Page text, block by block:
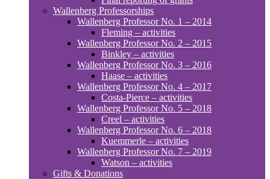
Wallenberg Professorships
Wallenberg Professor No. 1 – 2014
Fleming – activities
Wallenberg Professor No. 2 – 2015
Binkley – activities
Wallenberg Professor No. 3 – 2016
Haase – activities
Wallenberg Professor No. 4 – 2017
Costa-Pierce – activities
Wallenberg Professor No. 5 – 2018
Creel – activities
Wallenberg Professor No. 6 – 2018
Kuemmerle – activities
Wallenberg Professor No. 7 – 2019
Watson – activities
Gifts & Donations